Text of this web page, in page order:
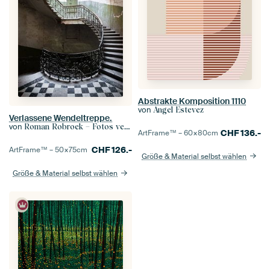
Verlassene Wendeltreppe.
von Roman Robroek – Fotos verlassener Gebäude
ArtFrame™ –50×75cm CHF126.-
Größe & Material selbst wählen
Abstrakte Komposition 1110
von Angel Estevez
ArtFrame™ –60×80cm CHF136.-
Größe & Material selbst wählen